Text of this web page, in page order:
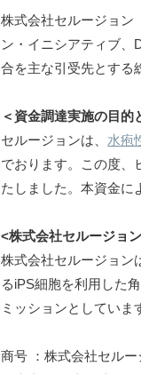
株式会社セルージョン
ン・イニシアティブ、
合を主な引受先とする
＜資金調達実施の目的
セルージョンは、 水疱
でおります。この度、
たしました。本資金に
<株式会社セルージョ
株式会社セルージョン
るiPS細胞を利用した
ミッションとしていま
商号 ：株式会社セルー